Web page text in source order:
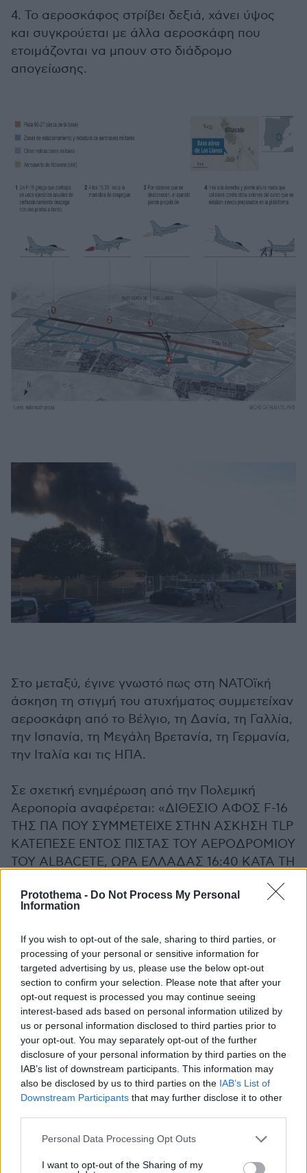
Protothema - Do Not Process My Personal
Information
If you wish to opt-out of the sale, sharing to third parties, or
processing of your personal or sensitive information for
targeted advertising by us, please use the below opt-out
section to confirm your selection. Please note that after your
opt-out request is processed you may continue seeing
interest-based ads based on personal information utilized by
us or personal information disclosed to third parties prior to
your opt-out. You may separately opt-out of the further
disclosure of your personal information by third parties on the
IAB’s list of downstream participants. This information may
also be disclosed by us to third parties on the IAB’s List of
Downstream Participants that may further disclose it to other
Please note that this website/app uses one or more Google
not limited to your visit or usage behaviour. You may click to
Personal Data Processing Opt Outs
I want to opt-out of the Sharing of my
4. Το αεροσκάφος στρίβει δεξιά, χάνει ύψος
και συγκρούεται με άλλα αεροσκάφη που
ετοιμάζονται να μπουν στο διάδρομο
απογείωσης.
Στο μεταξύ, έγινε γνωστό πως στη ΝΑΤΟϊκή
άσκηση τη στιγμή του ατυχήματος συμμετείχαν
αεροσκάφη από το Βέλγιο, τη Δανία, τη Γαλλία,
την Ισπανία, τη Μεγάλη Βρετανία, τη Γερμανία,
την Ιταλία και τις ΗΠΑ.
Σε σχετική ενημέρωση από την Πολεμική
Αεροπορία αναφέρεται: «ΔIΘEΣIO AΦOΣ F-16
THΣ ΠA ΠOY ΣYMMETEIXE ΣTHN AΣKHΣH TLP
KATEΠEΣE ENTOΣ ΠIΣTAΣ TOY AEPOΔPOMIOY
TOY ALBACETE, ΩPA EΛΛAΔAΣ 16:40 KATA TH
ΦAΣH THΣ AΠOΓEIΩΣHΣ. ΠEPIΣΣOTEPA ME
NEOTEPH ANAKOINΩΣH».
Με νεότερη ενημέρωση, το υπουργείο ανέφερε
ότι προς το παρόν δεν υπάρχουν κάποια
νεότερα στοιχεία για την κατάσταση των δύο
ιπταμένων, ενώ τα υπόλοιπα μέλη της
ελληνικής αποστολής είναι καλά στην υγεία
τους.
Στην Ισπανία θα μεταβεί μέσα στις επόμενες
ώρες ο αρχηγός της Τακτικής Αεροπορίας
επικεφαλής κλιμακίου εμπειρογνωμόνων της
κάτω από τις οποίες σημειώθηκε το τραγικό
δυστύχημα.